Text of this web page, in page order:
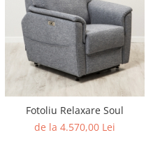
Fotoliu Relaxare Soul
de la 4.570,00 Lei